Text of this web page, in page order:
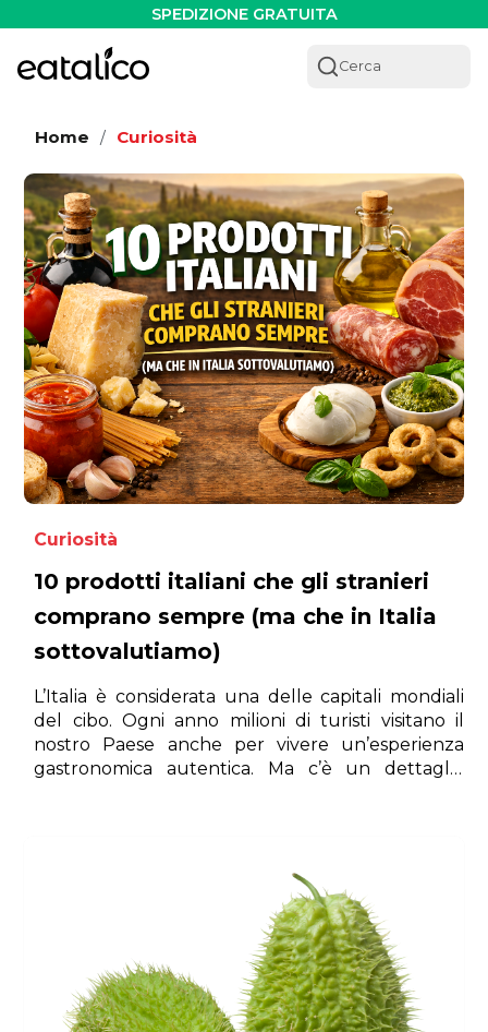
SPEDIZIONE GRATUITA
Cerca
Home / Curiosità
Curiosità
10 prodotti italiani che gli stranieri
comprano sempre (ma che in Italia
sottovalutiamo)
L’Italia è considerata una delle capitali mondiali
del cibo. Ogni anno milioni di turisti visitano il
nostro Paese anche per vivere un’esperienza
gastronomica autentica. Ma c’è un dettaglio